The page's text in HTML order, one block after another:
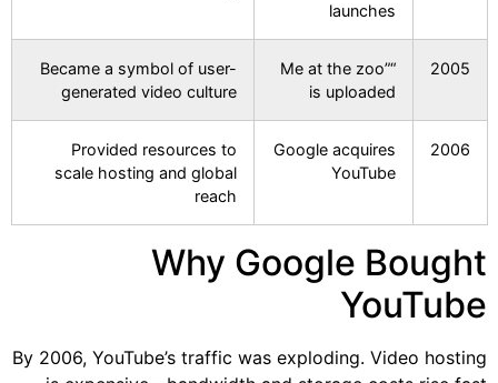
launches
2005
“Me at the zoo”
is uploaded
Became a symbol of user-
generated video culture
2006
Google acquires
YouTube
Provided resources to
scale hosting and global
reach
Why Google Bought
YouTube
By 2006, YouTube’s traffic was exploding. Video hosting